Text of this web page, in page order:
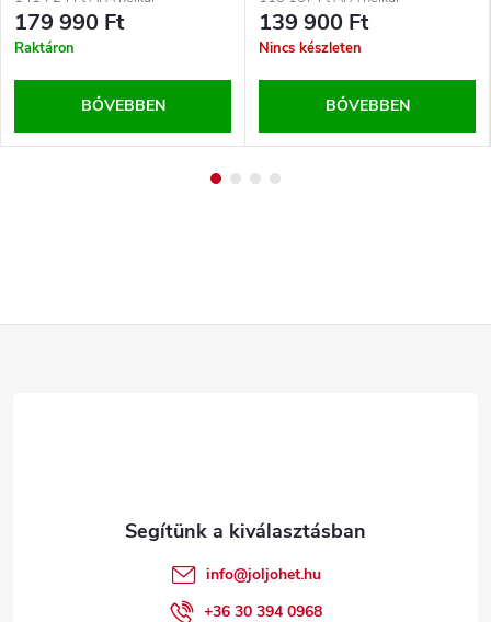
179 990 Ft
Raktáron
BŐVEBBEN
139 900 Ft
Nincs készleten
BŐVEBBEN
info@joljohet.hu
+36 30 394 0968